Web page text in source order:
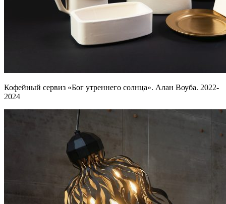
Кофейный сервиз «Бог утреннего солнца». Алан Воуба. 2022-
2024